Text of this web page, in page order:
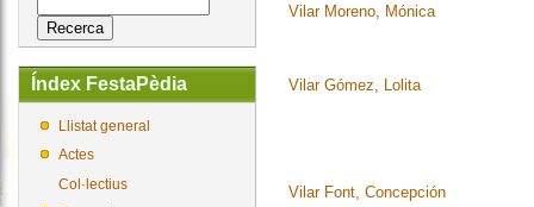
Índex FestaPèdia
Llistat general
Actes
Col·lectius
Vilar Moreno, Mónica
Vilar Gómez, Lolita
Vilar Font, Concepción